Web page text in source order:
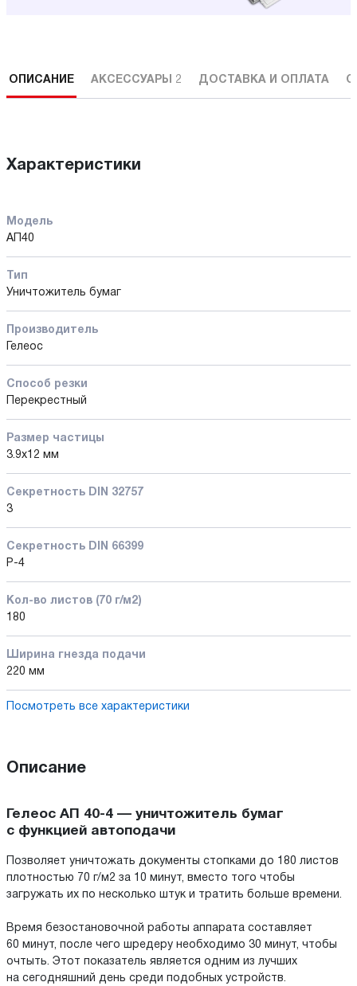
ОПИСАНИЕ АКСЕССУАРЫ 2 ДОСТАВКА И ОПЛАТА
Характеристики
Модель
АП40
Тип
Уничтожитель бумаг
Производитель
Гелеос
Способ резки
Перекрестный
Размер частицы
3.9x12 мм
Секретность DIN 32757
3
Секретность DIN 66399
P-4
Кол-во листов (70 г/м2)
180
Ширина гнезда подачи
220 мм
Посмотреть все характеристики
Описание
Гелеос АП 40-4 — уничтожитель бумаг
с функцией автоподачи
Позволяет уничтожать документы стопками до 180 листов
плотностью 70 г/м2 за 10 минут, вместо того чтобы
загружать их по несколько штук и тратить больше времени.
Время безостановочной работы аппарата составляет
60 минут, после чего шредеру необходимо 30 минут, чтобы
очтыть. Этот показатель является одним из лучших
на сегодняшний день среди подобных устройств.